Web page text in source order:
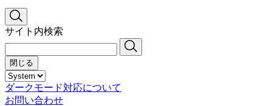
サイト内検索
閉じる
ダークモード対応について
お問い合わせ